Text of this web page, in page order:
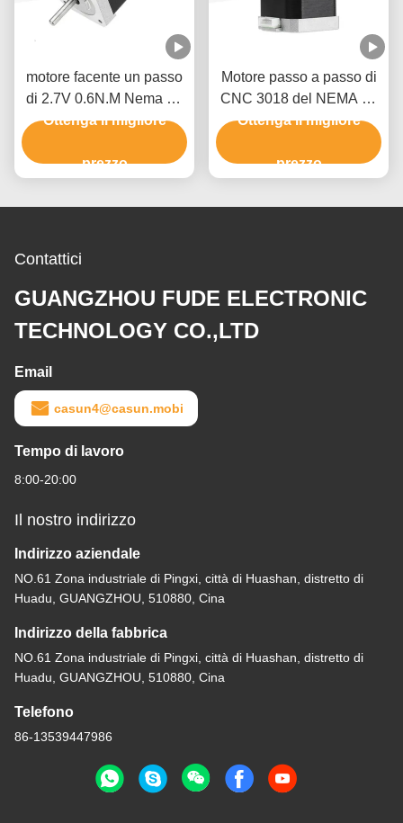
motore facente un passo
di 2.7V 0.6N.M Nema 17
per lo strumento di misura
Ottenga il migliore
prezzo
Motore passo a passo di
CNC 3018 del NEMA 17
del router unipolare 1.7A
Ottenga il migliore
prezzo
Contattici
GUANGZHOU FUDE ELECTRONIC
TECHNOLOGY CO.,LTD
Email
casun4@casun.mobi
Tempo di lavoro
8:00-20:00
Il nostro indirizzo
Indirizzo aziendale
NO.61 Zona industriale di Pingxi, città di Huashan, distretto di
Huadu, GUANGZHOU, 510880, Cina
Indirizzo della fabbrica
NO.61 Zona industriale di Pingxi, città di Huashan, distretto di
Huadu, GUANGZHOU, 510880, Cina
Telefono
86-13539447986